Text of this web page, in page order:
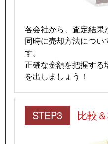
各会社から、査定結果
同時に売却方法につい
す。
正確な金額を把握する
を出しましょう！
STEP3 比較